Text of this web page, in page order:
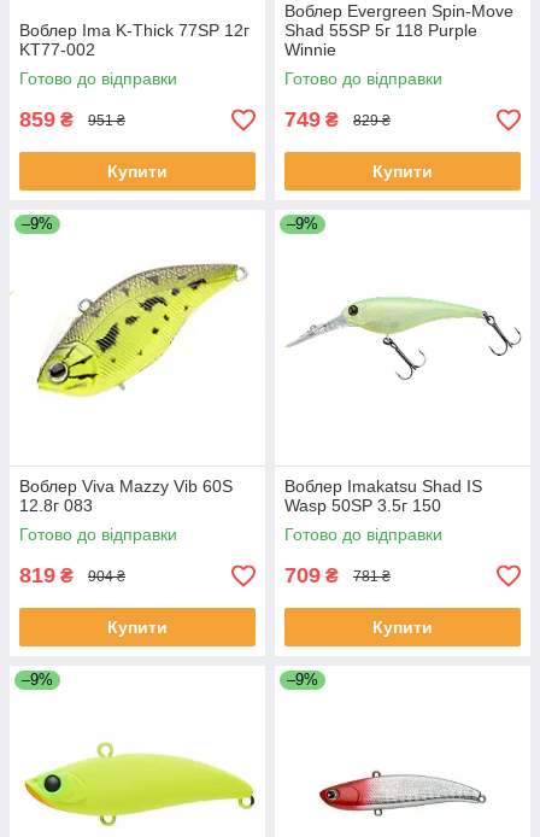
Воблер Ima K-Thick 77SP 12г
KT77-002
Готово до відправки
859 ₴ 951 ₴
Купити
Воблер Evergreen Spin-Move
Shad 55SP 5г 118 Purple
Winnie
Готово до відправки
749 ₴ 829 ₴
Купити
–9%
Воблер Viva Mazzy Vib 60S
12.8г 083
Готово до відправки
819 ₴ 904 ₴
Купити
–9%
Воблер Imakatsu Shad IS
Wasp 50SP 3.5г 150
Готово до відправки
709 ₴ 781 ₴
Купити
–9% –9%